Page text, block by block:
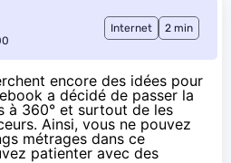
Internet 2 min
encore des idées pour
a décidé de passer la
à 360° et surtout de les
Ainsi, vous ne pouvez
métrages dans ce
patienter avec des